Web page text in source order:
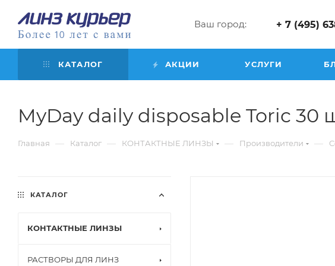
Ваш город: + 7 (495)
КАТАЛОГ АКЦИИ УСЛУГИ
MyDay daily disposable Toric 30
Главная — Каталог — КОНТАКТНЫЕ ЛИНЗЫ — Производители —
КАТАЛОГ
КОНТАКТНЫЕ ЛИНЗЫ
РАСТВОРЫ ДЛЯ ЛИНЗ